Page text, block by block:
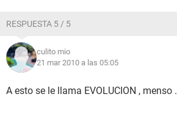
RESPUESTA 5 / 5
culito mio
21 mar 2010 a las 05:05
A esto se le llama EVOLUCION , menso .